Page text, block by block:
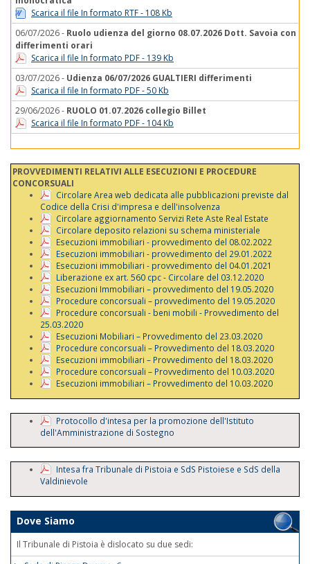
Scarica il file In formato RTF - 108 Kb
06/07/2026 - Ruolo udienza del giorno 08.07.2026 Dott. Savoia con
differimenti orari
Scarica il file In formato PDF - 139 Kb
03/07/2026 - Udienza 06/07/2026 GUALTIERI differimenti
Scarica il file In formato PDF - 50 Kb
29/06/2026 - RUOLO 01.07.2026 collegio Billet
Scarica il file In formato PDF - 104 Kb
PROVVEDIMENTI RELATIVI ALLE ESECUZIONI E PROCEDURE
CONCORSUALI
Circolare Area web dedicata alle pubblicazioni previste dal
Codice della Crisi d'impresa e dell'insolvenza
Circolare aggiornamento Servizi Rete Aste Real Estate
Circolare deposito relazioni su schema ministeriale
Esecuzioni immobiliari - provvedimento del 08.02.2022
Esecuzioni immobiliari - provvedimento del 29.01.2022
Esecuzioni immobiliari - provvedimento del 04.01.2021
Liberazione ex art. 560 cpc - Circolare del 03.12.2020
Esecuzioni Immobiliari – provvedimento del 19.05.2020
Procedure concorsuali – provvedimento del 19.05.2020
Procedure concorsuali - beni mobili - Provvedimento del
25.03.2020
Esecuzioni Mobiliari – Provvedimento del 23.03.2020
Procedure concorsuali – Provvedimento del 18.03.2020
Esecuzioni immobiliari – Provvedimento del 18.03.2020
Procedure concorsuali – Provvedimento del 10.03.2020
Esecuzioni immobiliari – Provvedimento del 10.03.2020
Protocollo d'intesa per la promozione dell'Istituto
dell'Amministrazione di Sostegno
Intesa fra Tribunale di Pistoia e SdS Pistoiese e SdS della
Valdinievole
Dove Siamo
Il Tribunale di Pistoia è dislocato su due sedi: